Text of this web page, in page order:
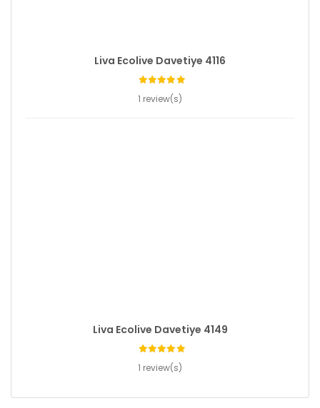
Liva Ecolive Davetiye 4116
1 review(s)
Liva Ecolive Davetiye 4149
1 review(s)